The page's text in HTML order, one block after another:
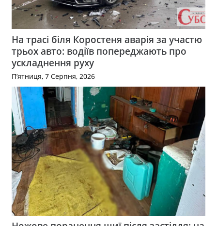
На трасі біля Коростеня аварія за участю
трьох авто: водіїв попереджають про
ускладнення руху
П’ятниця, 7 Серпня, 2026